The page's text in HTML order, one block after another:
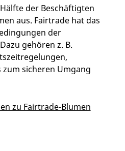
der Beschäftigten
aus. Fairtrade hat das
der
gehören z. B.
sicheren Umgang
zu Fairtrade-Blumen